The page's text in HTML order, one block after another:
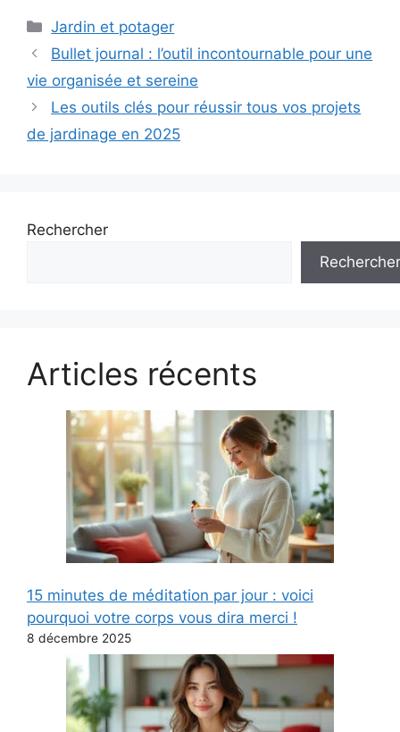
Catégories
Jardin et potager
Bullet journal : l’outil incontournable pour une
vie organisée et sereine
Les outils clés pour réussir tous vos projets
de jardinage en 2025
Rechercher
Rechercher
Articles récents
15 minutes de méditation par jour : voici
pourquoi votre corps vous dira merci !
8 décembre 2025